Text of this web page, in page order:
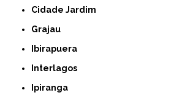
Cidade Jardim
Grajau
Ibirapuera
Interlagos
Ipiranga